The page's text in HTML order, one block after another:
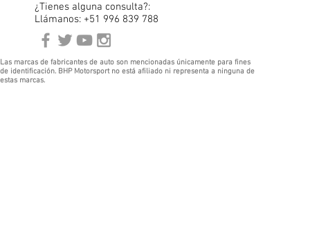
¿Tienes alguna consulta?:
Llámanos: +51 996 839 788
Las marcas de fabricantes de auto son mencionadas únicamente para fines
de identificación. BHP Motorsport no está afiliado ni representa a ninguna de
estas marcas.